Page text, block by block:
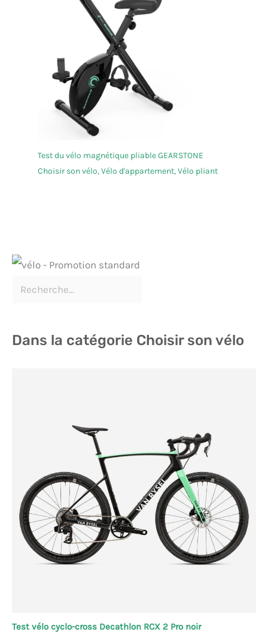
électrique est certifié CE. Avant de l'utiliser, veuillez
consulter la législation locale pour connaître les
conditions d'âge, les exigences en matière de
permis de conduire et les règles de circulation, afin
de garantir une utilisation conforme à la loi. Ce
produit bénéficie d'une garantie d'un an et d'un
service client disponible 24h. N'hésitez pas à nous
contacter si vous avez des questions.
Test du vélo magnétique pliable GEARSTONE
Choisir son vélo,Vélo d'appartement,Vélo pliant
Dans la catégorie Choisir son vélo
Test vélo cyclo-cross Decathlon RCX 2 Pro noir